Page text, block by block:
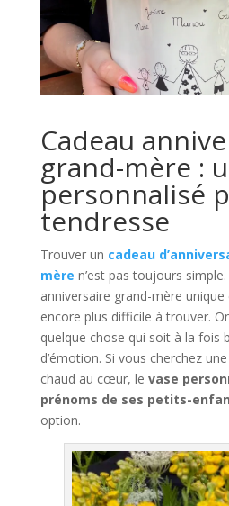
Cadeau
grand-mère :
personnalisé
tendresse
Trouver un cadeau
mère n’est pas toujours
anniversaire grand-mère
encore plus difficile à trouver.
quelque chose qui soit à la fois
d’émotion. Si vous cherchez
chaud au cœur, le vase
prénoms de ses petits-
option.